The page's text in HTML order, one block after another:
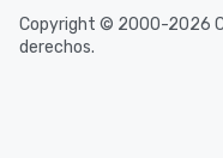
Copyright © 2000-2026
derechos.